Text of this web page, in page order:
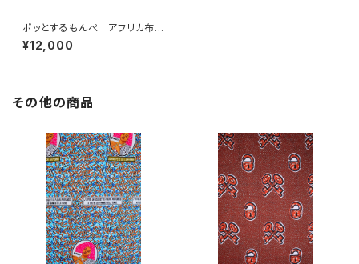
ポッとするもんぺ アフリカ布
No.81
¥12,000
その他の商品